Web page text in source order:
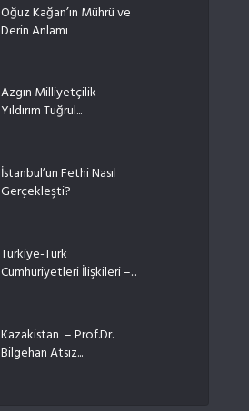
Oğuz Kağan’ın Mührü ve
Derin Anlamı
Azgın Milliyetçilik –
Yıldırım Tuğrul...
İstanbul’un Fethi Nasıl
Gerçekleşti?
Türkiye-Türk
Cumhuriyetleri İlişkileri –...
Kazakistan – Prof.Dr.
Bilgehan Atsız...